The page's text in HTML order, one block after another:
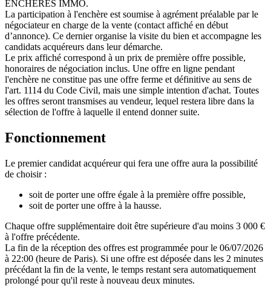
ENCHÈRES IMMO.
La participation à l'enchère est soumise à agrément préalable par le
négociateur en charge de la vente (contact affiché en début
d’annonce). Ce dernier organise la visite du bien et accompagne les
candidats acquéreurs dans leur démarche.
Le prix affiché correspond à un prix de première offre possible,
honoraires de négociation inclus. Une offre en ligne pendant
l'enchère ne constitue pas une offre ferme et définitive au sens de
l'art. 1114 du Code Civil, mais une simple intention d'achat. Toutes
les offres seront transmises au vendeur, lequel restera libre dans la
sélection de l'offre à laquelle il entend donner suite.
Fonctionnement
Le premier candidat acquéreur qui fera une offre aura la possibilité
de choisir :
soit de porter une offre égale à la première offre possible,
soit de porter une offre à la hausse.
Chaque offre supplémentaire doit être supérieure d'au moins 3 000 €
à l'offre précédente.
La fin de la réception des offres est programmée pour le 06/07/2026
à 22:00 (heure de Paris). Si une offre est déposée dans les 2 minutes
précédant la fin de la vente, le temps restant sera automatiquement
prolongé pour qu'il reste à nouveau deux minutes.